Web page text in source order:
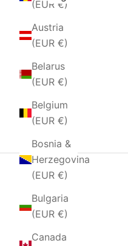
(EUR €)
Austria
(EUR €)
Belarus
(EUR €)
Belgium
(EUR €)
Bosnia &
Herzegovina
(EUR €)
Bulgaria
(EUR €)
Canada